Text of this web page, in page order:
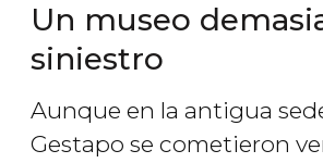
Un museo
siniestro
Aunque en la antigua
Gestapo se cometieron